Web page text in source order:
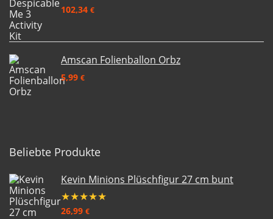
102,34 €
Amscan Folienballon Orbz
5,99 €
Beliebte Produkte
Kevin Minions Plüschfigur 27 cm bunt
★★★★★
26,99 €